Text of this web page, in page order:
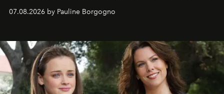
s'arrachent déjà.
07.08.2026 by Pauline Borgogno